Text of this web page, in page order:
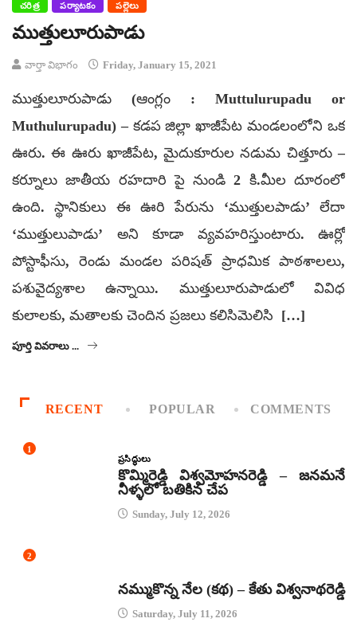
చరిత్ర పర్యాటకం పల్లెలు
ముత్తులూరుపాడు
వార్తా విభాగం Friday, January 15, 2021
ముత్తులూరుపాడు (ఆంగ్లం : Muttulurupadu or
Muthulurupadu) – కడప జిల్లా ఖాజీపేట మండలంలోని ఒక
ఊరు. ఈ ఊరు ఖాజీపేట, మైదుకూరుల నడుమ చిత్తూరు –
కర్నూలు జాతీయ రహదారి పై నుండి 2 కి.మీల దూరంలో
ఉంది. స్థానికులు ఈ ఊరి పేరును ‘ముత్తులపాడు’ లేదా
‘ముత్తులుపాడు’ అని కూడా వ్యవహరిస్తుంటారు. ఊర్లో
పోస్టాఫీసు, రెండు మండల పరిషత్ ప్రాధమిక పాఠశాలలు,
పశువైద్యశాల ఉన్నాయి. ముత్తులూరుపాడులో వివిధ
కులాలకు, మతాలకు చెందిన ప్రజలు కలిసిమెలిసి […]
పూర్తి వివరాలు ...
RECENT POPULAR COMMENTS
1
ప్రసిద్ధులు
కొమ్మిరెడ్డి విశ్వమోహనరెడ్డి – జనమనే
నీళ్ళలో బతికిన చేప
Sunday, July 12, 2026
2
నమ్ముకొన్న నేల (కథ) – కేతు విశ్వనాథరెడ్డి
Saturday, July 11, 2026